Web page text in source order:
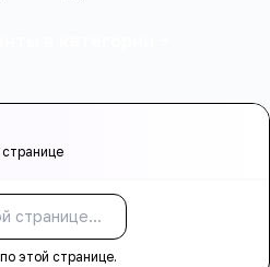
этой странице.